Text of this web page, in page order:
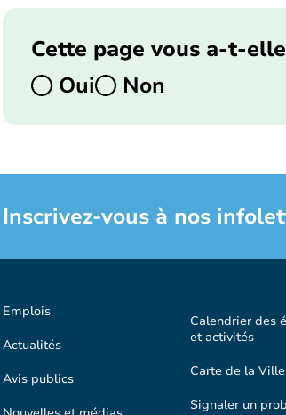
Cette page vous a-t-
Oui
Non
Inscrivez-vous à nos
Emplois
Actualités
Avis publics
Calendrier des
et activités
Carte de la Ville
Signaler un